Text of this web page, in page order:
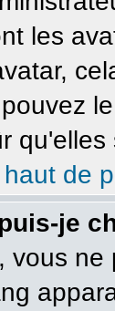
les
de
je
vous